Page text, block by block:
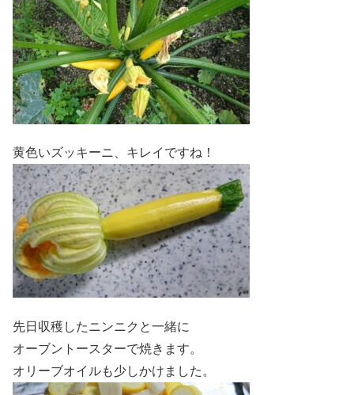
黄色いズッキーニ、キレイですね！
先日収穫したニンニクと一緒に
オーブントースターで焼きます。
オリーブオイルも少しかけました。